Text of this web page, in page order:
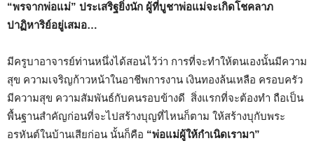
“พรจากพ่อแม่” ประเสริฐยิ่งนัก ผู้ที่บูชาพ่อแม่จะเกิดโชคลาภ
ปาฏิหาริย์อยู่เสมอ…
มีครูบาอาจารย์ท่านหนึ่งได้สอนไว้ว่า การที่จะทำให้ตนเองนั้นมีความ
สุข ความเจริญก้าวหน้าในอาชีพการงาน เงินทองล้นเหลือ ครอบครัว
มีความสุข ความสัมพันธ์กับคนรอบข้างดี สิ่งแรกที่จะต้องทำ ถือเป็น
พื้นฐานสำคัญก่อนที่จะไปสร้างบุญที่ไหนก็ตาม ให้สร้างบุกับพระ
อรหันต์ในบ้านเสียก่อน นั้นก็คือ “พ่อแม่ผู้ให้กำเนิดเรามา”